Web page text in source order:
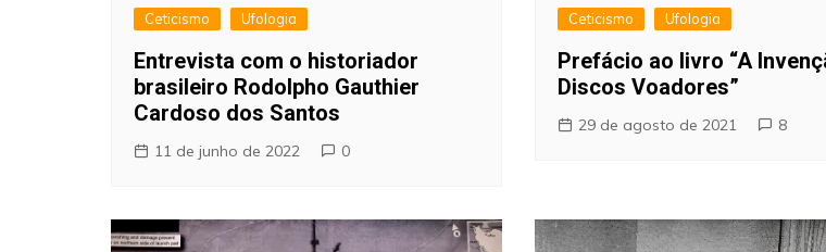
Ceticismo Ufologia
Entrevista com o historiador
brasileiro Rodolpho Gauthier
Cardoso dos Santos
11 de junho de 2022 0
Ceticismo Ufologia
Prefácio ao livro “A
Discos Voadores”
29 de agosto de 2021 8